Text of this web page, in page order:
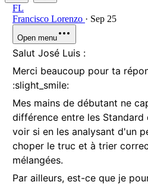
FL
Francisco Lorenzo · Sep 25
Open menu
Salut José Luis :
Merci beaucoup pour ta
:slight_smile:
Mes mains de débutant ne
différence entre les Standard
voir si en les analysant d'un
choper le truc et à trier
mélangées.
Par ailleurs, est-ce que je